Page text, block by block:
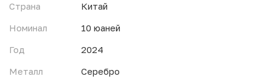
Страна
Китай
Номинал
10 юаней
Год
2024
Металл
Серебро